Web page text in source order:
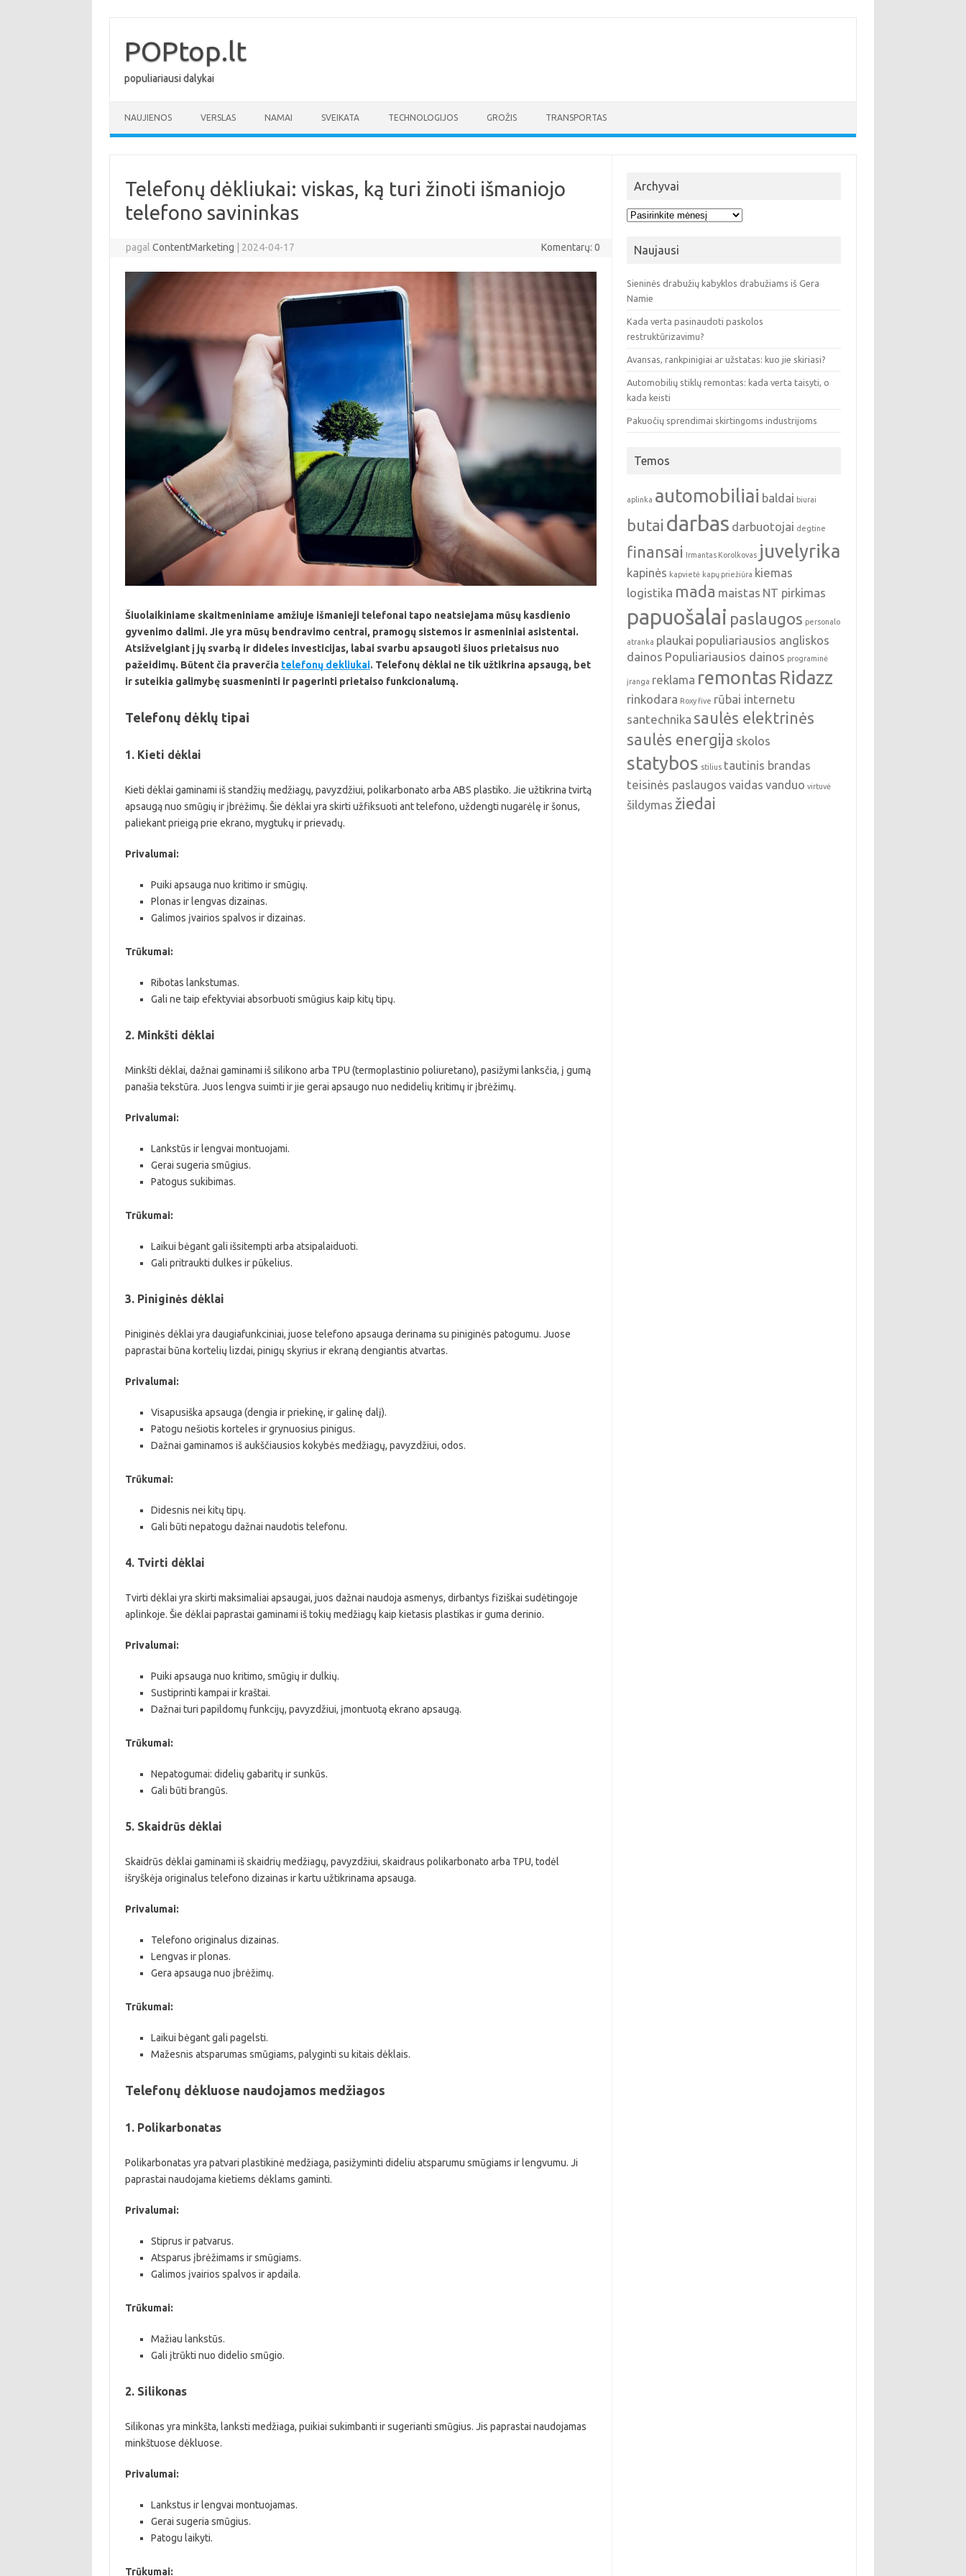
turinioPOPtop.lt
populiariausi dalykai
NAUJIENOS VERSLAS NAMAI SVEIKATA TECHNOLOGIJOS GROŽIS TRANSPORTAS
Telefonų dėkliukai: viskas, ką turi žinoti išmaniojo
telefono savininkas
pagalContentMarketing 2024-04-17 Komentarų: 0
Šiuolaikiniame skaitmeniniame amžiuje išmanieji telefonai tapo neatsiejama mūsų kasdienio
gyvenimo dalimi. Jie yra mūsų bendravimo centrai, pramogų sistemos ir asmeniniai asistentai.
Atsižvelgiant į jų svarbą ir dideles investicijas, labai svarbu apsaugoti šiuos prietaisus nuo
pažeidimų. Būtent čia praverčia telefonų dekliukai. Telefonų dėklai ne tik užtikrina apsaugą, bet
ir suteikia galimybę suasmeninti ir pagerinti prietaiso funkcionalumą.
Telefonų dėklų tipai
1. Kieti dėklai
Kieti dėklai gaminami iš standžių medžiagų, pavyzdžiui, polikarbonato arba ABS plastiko. Jie užtikrina tvirtą
apsaugą nuo smūgių ir įbrėžimų. Šie dėklai yra skirti užfiksuoti ant telefono, uždengti nugarėlę ir šonus,
paliekant prieigą prie ekrano, mygtukų ir prievadų.
Privalumai:
Puiki apsauga nuo kritimo ir smūgių.
Plonas ir lengvas dizainas.
Galimos įvairios spalvos ir dizainas.
Trūkumai:
Ribotas lankstumas.
Gali ne taip efektyviai absorbuoti smūgius kaip kitų tipų.
2. Minkšti dėklai
Minkšti dėklai, dažnai gaminami iš silikono arba TPU (termoplastinio poliuretano), pasižymi lanksčia, į gumą
panašia tekstūra. Juos lengva suimti ir jie gerai apsaugo nuo nedidelių kritimų ir įbrėžimų.
Privalumai:
Lankstūs ir lengvai montuojami.
Gerai sugeria smūgius.
Patogus sukibimas.
Trūkumai:
Laikui bėgant gali išsitempti arba atsipalaiduoti.
Gali pritraukti dulkes ir pūkelius.
3. Piniginės dėklai
Piniginės dėklai yra daugiafunkciniai, juose telefono apsauga derinama su piniginės patogumu. Juose
paprastai būna kortelių lizdai, pinigų skyrius ir ekraną dengiantis atvartas.
Privalumai:
Visapusiška apsauga (dengia ir priekinę, ir galinę dalį).
Patogu nešiotis korteles ir grynuosius pinigus.
Dažnai gaminamos iš aukščiausios kokybės medžiagų, pavyzdžiui, odos.
Trūkumai:
Didesnis nei kitų tipų.
Gali būti nepatogu dažnai naudotis telefonu.
4. Tvirti dėklai
Tvirti dėklai yra skirti maksimaliai apsaugai, juos dažnai naudoja asmenys, dirbantys fiziškai sudėtingoje
aplinkoje. Šie dėklai paprastai gaminami iš tokių medžiagų kaip kietasis plastikas ir guma derinio.
Privalumai:
Puiki apsauga nuo kritimo, smūgių ir dulkių.
Sustiprinti kampai ir kraštai.
Dažnai turi papildomų funkcijų, pavyzdžiui, įmontuotą ekrano apsaugą.
Trūkumai:
Nepatogumai: didelių gabaritų ir sunkūs.
Gali būti brangūs.
5. Skaidrūs dėklai
Skaidrūs dėklai gaminami iš skaidrių medžiagų, pavyzdžiui, skaidraus polikarbonato arba TPU, todėl
išryškėja originalus telefono dizainas ir kartu užtikrinama apsauga.
Privalumai:
Telefono originalus dizainas.
Lengvas ir plonas.
Gera apsauga nuo įbrėžimų.
Trūkumai:
Laikui bėgant gali pagelsti.
Mažesnis atsparumas smūgiams, palyginti su kitais dėklais.
Telefonų dėkluose naudojamos medžiagos
1. Polikarbonatas
Polikarbonatas yra patvari plastikinė medžiaga, pasižyminti dideliu atsparumu smūgiams ir lengvumu. Ji
paprastai naudojama kietiems dėklams gaminti.
Privalumai:
Stiprus ir patvarus.
Atsparus įbrėžimams ir smūgiams.
Galimos įvairios spalvos ir apdaila.
Trūkumai:
Mažiau lankstūs.
Gali įtrūkti nuo didelio smūgio.
2. Silikonas
Silikonas yra minkšta, lanksti medžiaga, puikiai sukimbanti ir sugerianti smūgius. Jis paprastai naudojamas
minkštuose dėkluose.
Privalumai:
Lankstus ir lengvai montuojamas.
Gerai sugeria smūgius.
Patogu laikyti.
Trūkumai:
Archyvai
Archyvai
Naujausi
Sieninės drabužių kabyklos drabužiams iš Gera
Namie
Kada verta pasinaudoti paskolos
restruktūrizavimu?
Avansas, rankpinigiai ar užstatas: kuo jie skiriasi?
Automobilių stiklų remontas: kada verta taisyti, o
kada keisti
Pakuočių sprendimai skirtingoms industrijoms
Temos
aplinka automobiliai baldai biurai
butai darbas darbuotojai degtine
finansai Irmantas Korolkovas juvelyrika
kapinės kapvietė kapų priežiūra kiemas
logistika mada maistas NT pirkimas
papuošalai paslaugos personalo
atranka plaukai populiariausios angliskos
dainos Populiariausios dainos programinė
įranga reklama remontas Ridazz
rinkodara Roxy five rūbai internetu
santechnika saulės elektrinės
saulės energija skolos
statybos stilius tautinis brandas
teisinės paslaugos vaidas vanduo virtuvė
šildymas žiedai